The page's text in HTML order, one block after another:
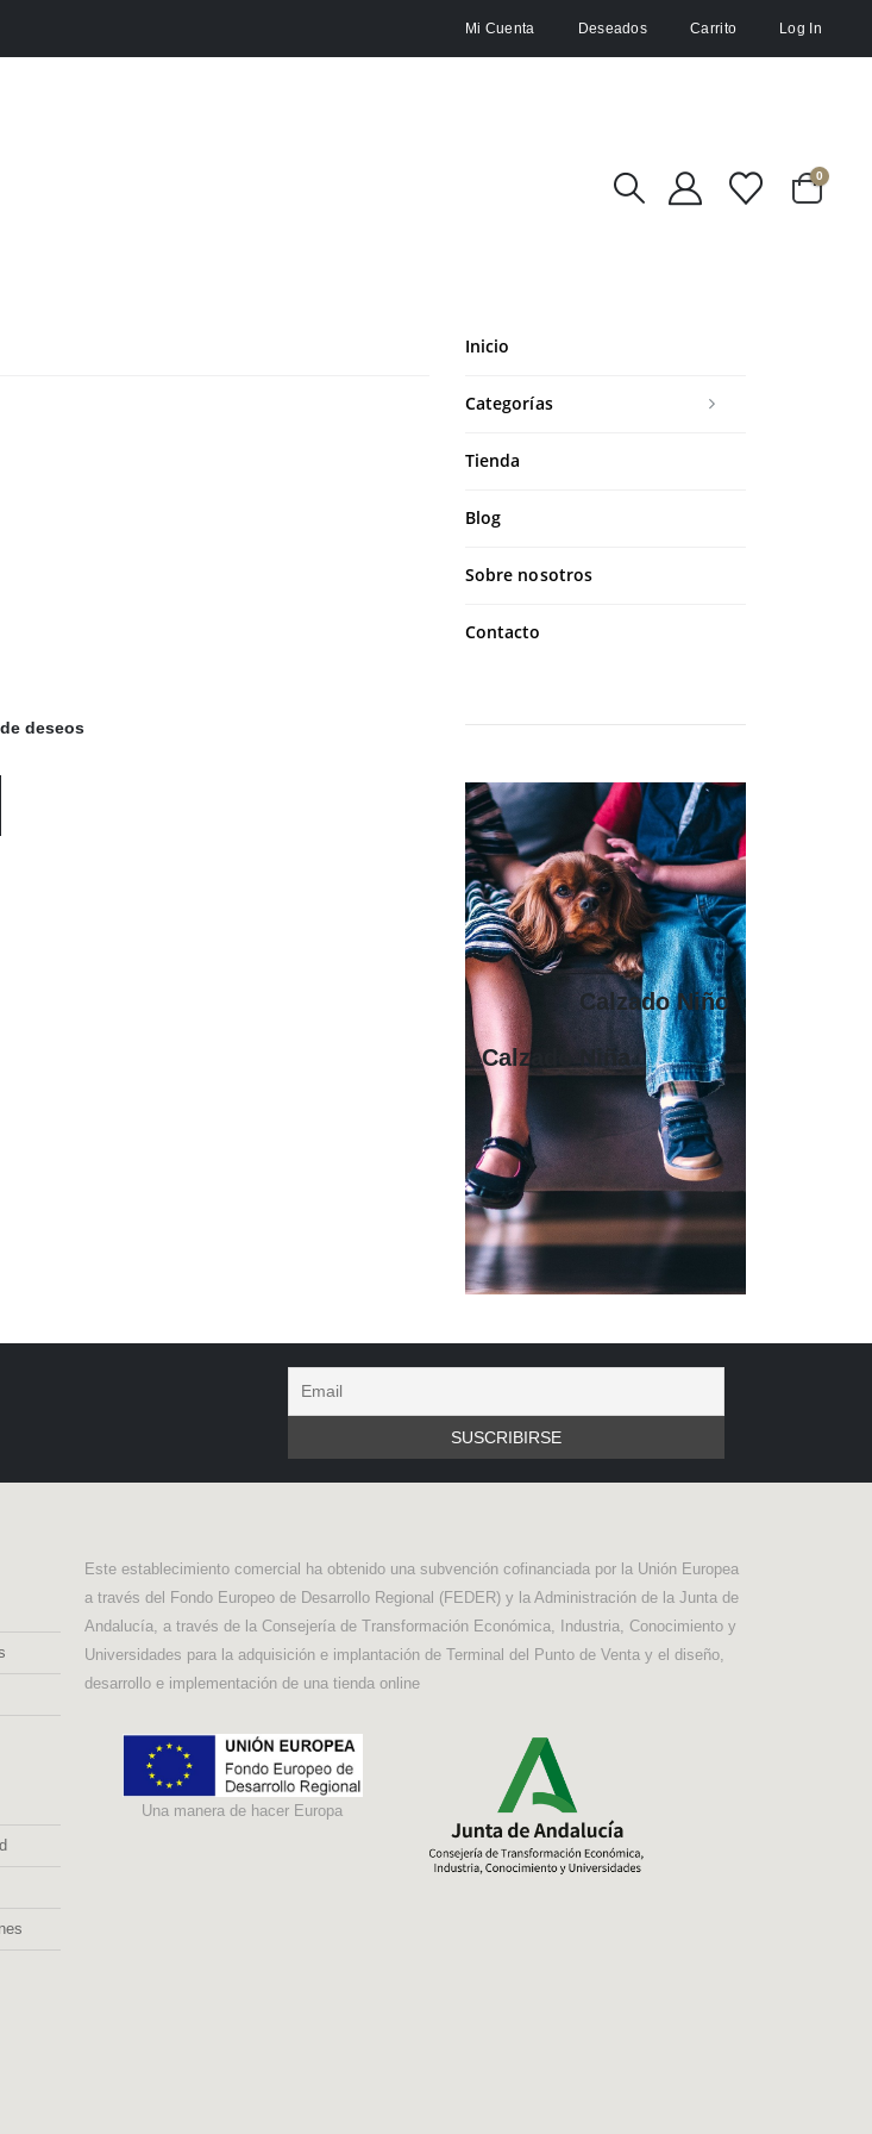
Mi Cuenta Deseados Carrito Log In
0
deseos
Inicio
Categorías
Tienda
Blog
Sobre nosotros
Contacto
Calzado Niño
Calzado Niña
Este establecimiento comercial ha obtenido una subvención cofinanciada por la Unión Europea
a través del Fondo Europeo de Desarrollo Regional (FEDER) y la Administración de la Junta de
Andalucía, a través de la Consejería de Transformación Económica, Industria, Conocimiento y
Universidades para la adquisición e implantación de Terminal del Punto de Venta y el diseño,
desarrollo e implementación de una tienda online
Una manera de hacer Europa